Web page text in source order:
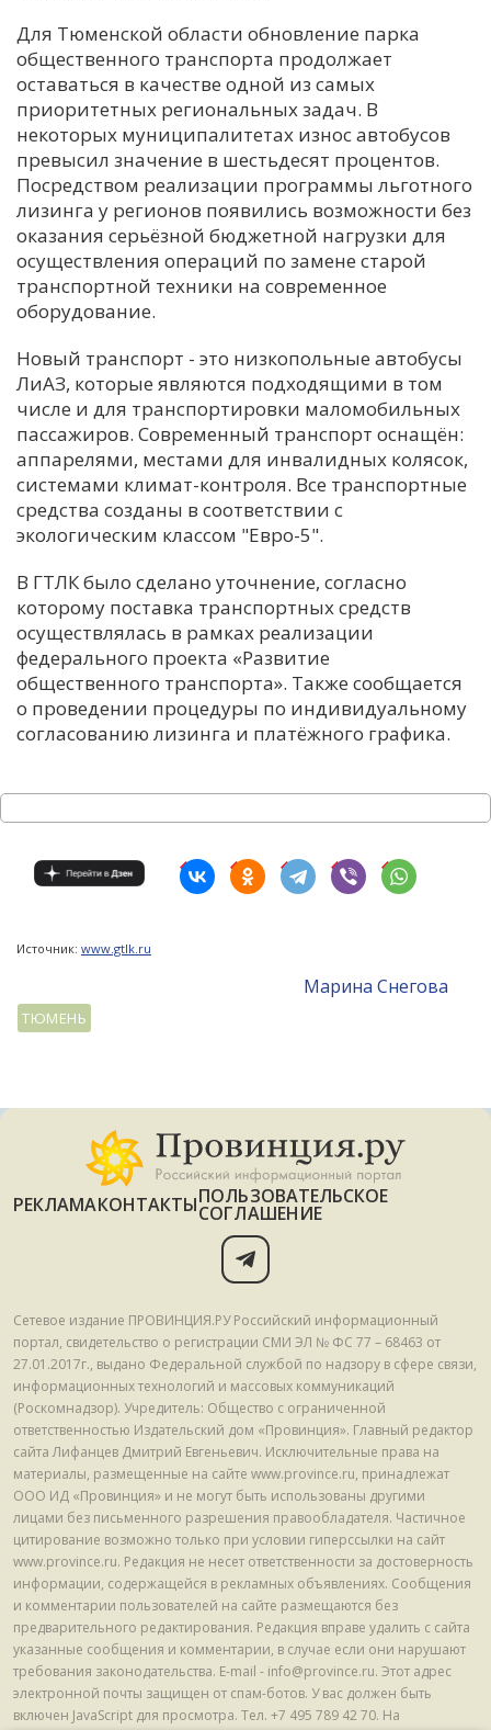
Для Тюменской области обновление парка
общественного транспорта продолжает
оставаться в качестве одной из самых
приоритетных региональных задач. В
некоторых муниципалитетах износ автобусов
превысил значение в шестьдесят процентов.
Посредством реализации программы льготного
лизинга у регионов появились возможности без
оказания серьёзной бюджетной нагрузки для
осуществления операций по замене старой
транспортной техники на современное
оборудование.
Новый транспорт - это низкопольные автобусы
ЛиАЗ, которые являются подходящими в том
числе и для транспортировки маломобильных
пассажиров. Современный транспорт оснащён:
аппарелями, местами для инвалидных колясок,
системами климат-контроля. Все транспортные
средства созданы в соответствии с
экологическим классом "Евро-5".
В ГТЛК было сделано уточнение, согласно
которому поставка транспортных средств
осуществлялась в рамках реализации
федерального проекта «Развитие
общественного транспорта». Также сообщается
о проведении процедуры по индивидуальному
согласованию лизинга и платёжного графика.
Источник: www.gtlk.ru
Mарина Снегова
ТЮМЕНЬ
РЕКЛАМАКОНТАКТЫПОЛЬЗОВАТЕЛЬСКОЕ
СОГЛАШЕНИЕ
Сетевое издание ПРОВИНЦИЯ.РУ Российский информационный
портал, свидетельство о регистрации СМИ ЭЛ № ФС 77 – 68463 от
27.01.2017г., выдано Федеральной службой по надзору в сфере связи,
информационных технологий и массовых коммуникаций
(Роскомнадзор). Учредитель: Общество с ограниченной
ответственностью Издательский дом «Провинция». Главный редактор
сайта Лифанцев Дмитрий Евгеньевич. Исключительные права на
материалы, размещенные на сайте www.province.ru, принадлежат
ООО ИД «Провинция» и не могут быть использованы другими
лицами без письменного разрешения правообладателя. Частичное
цитирование возможно только при условии гиперссылки на сайт
www.province.ru. Редакция не несет ответственности за достоверность
информации, содержащейся в рекламных объявлениях. Сообщения
и комментарии пользователей на сайте размещаются без
предварительного редактирования. Редакция вправе удалить с сайта
указанные сообщения и комментарии, в случае если они нарушают
требования законодательства. E-mail - info@province.ru. Этот адрес
электронной почты защищен от спам-ботов. У вас должен быть
включен JavaScript для просмотра. Tел. +7 495 789 42 70. На